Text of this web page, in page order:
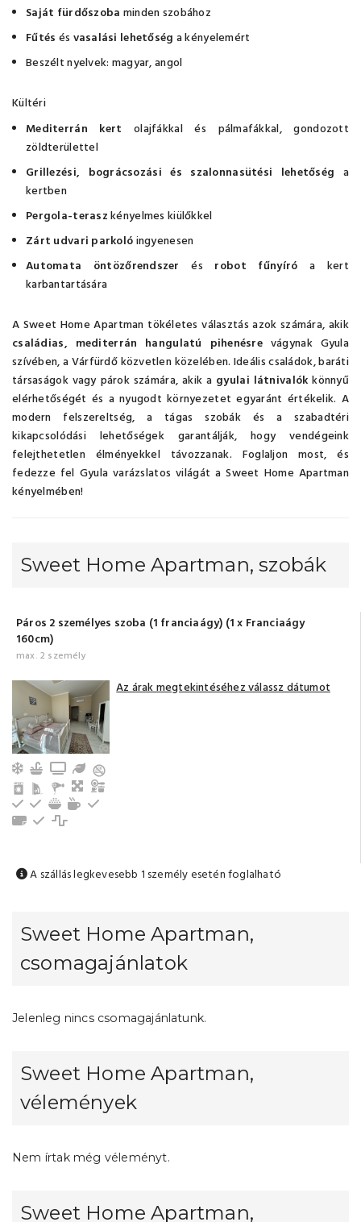
Saját fürdőszoba minden szobához
Fűtés és vasalási lehetőség a kényelemért
Beszélt nyelvek: magyar, angol
Kültéri
Mediterrán kert olajfákkal és pálmafákkal, gondozott
zöldterülettel
Grillezési, bográcsozási és szalonnasütési lehetőség a
kertben
Pergola-teraszkényelmes kiülőkkel
Zárt udvari parkolóingyenesen
Automata öntözőrendszer és robot fűnyíró a kert
karbantartására
A Sweet Home Apartman tökéletes választás azok számára, akik
családias, mediterrán hangulatú pihenésre vágynak Gyula
szívében, a Várfürdő közvetlen közelében. Ideális családok, baráti
társaságok vagy párok számára, akik a gyulai látnivalók könnyű
elérhetőségét és a nyugodt környezetet egyaránt értékelik. A
modern felszereltség, a tágas szobák és a szabadtéri
kikapcsolódási lehetőségek garantálják, hogy vendégeink
felejthetetlen élményekkel távozzanak. Foglaljon most, és
fedezze fel Gyula varázslatos világát a Sweet Home Apartman
kényelmében!
Sweet Home Apartman, szobák
Páros 2 személyes szoba (1 franciaágy) (1 x Franciaágy
160cm)
max. 2 személy
Légkondicionálás
Konyha, jól felszerelt
TV Kert / Udvar / Zöld udvar
Nappali, közös tér
Hűtőszekrény
Evőeszközök, edények
Gáztűzhely
Tea-/kávéfőző
Törölközők
Földszinti
Az árak megtekintéséhez válassz dátumot
A szállás legkevesebb 1 személy esetén foglalható
Sweet Home Apartman,
csomagajánlatok
Jelenleg nincs csomagajánlatunk.
Sweet Home Apartman,
vélemények
Nem írtak még véleményt.
Sweet Home Apartman,